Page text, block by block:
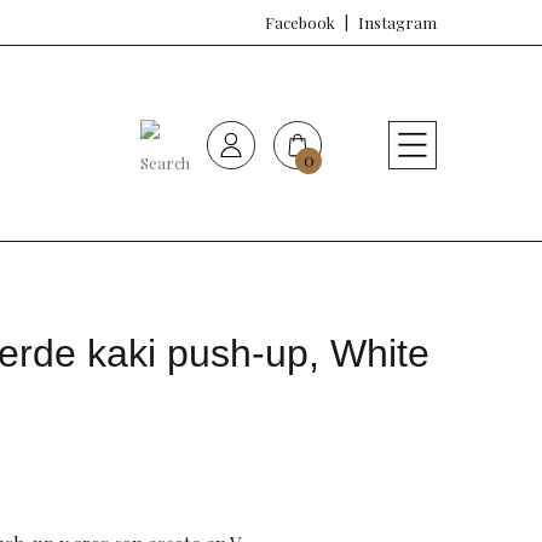
Facebook Instagram
0
Sujetadores
kaki push-up, White